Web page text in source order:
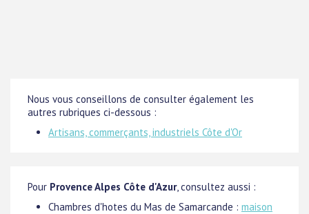
Nous vous conseillons de consulter également les
autres rubriques ci-dessous :
Artisans, commerçants, industriels Côte d'Or
Pour Provence Alpes Côte d'Azur, consultez aussi :
Chambres d'hotes du Mas de Samarcande : maison